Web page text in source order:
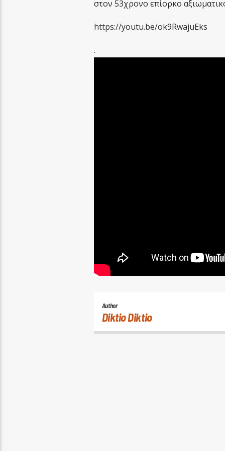
στον 53χρονο επίορκο
https://youtu.be/ok9RwajuEks
.
Author
Diktio Diktio